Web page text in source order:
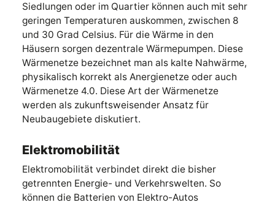
Siedlungen oder im Quartier können auch mit sehr
geringen Temperaturen auskommen, zwischen 8
und 30 Grad Celsius. Für die Wärme in den
Häusern sorgen dezentrale Wärmepumpen. Diese
Wärmenetze bezeichnet man als kalte Nahwärme,
physikalisch korrekt als Anergienetze oder auch
Wärmenetze 4.0. Diese Art der Wärmenetze
werden als zukunftsweisender Ansatz für
Neubaugebiete diskutiert.
Elektromobilität
Elektromobilität verbindet direkt die bisher
getrennten Energie- und Verkehrswelten. So
können die Batterien von Elektro-Autos